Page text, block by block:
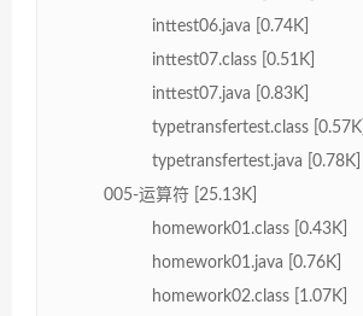
inttest06.java [0.74K]
inttest07.class [0.51K]
inttest07.java [0.83K]
typetransfertest.class [0.57K]
typetransfertest.java [0.78K]
005-运算符 [25.13K]
homework01.class [0.43K]
homework01.java [0.76K]
homework02.class [1.07K]